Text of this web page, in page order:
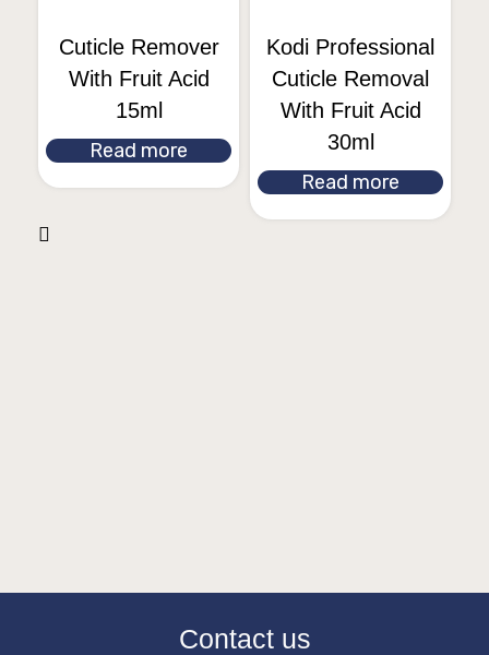
Cuticle Remover
With Fruit Acid
15ml
Read more
Kodi Professional
Cuticle Removal
With Fruit Acid
30ml
Read more
Contact us